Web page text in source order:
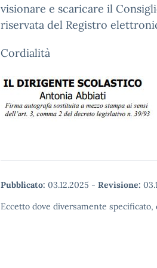
visionare e scaricare il
riservata del Registro
Cordialità
Pubblicato: 03.12.2025 - Revisione:
Eccetto dove diversamente